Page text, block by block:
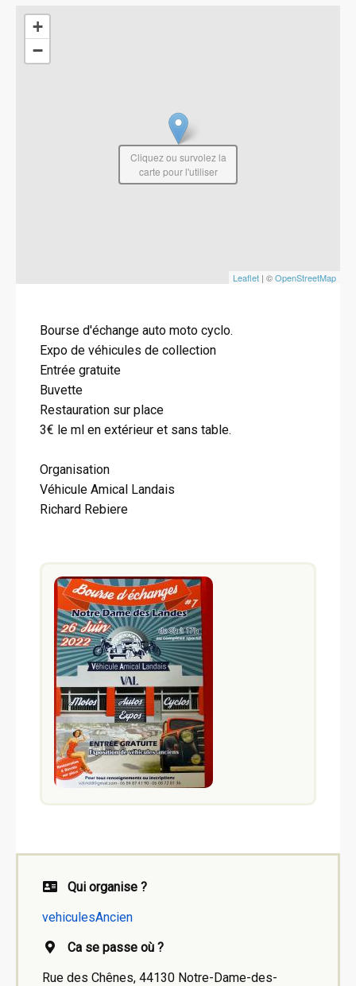
+
−
Leaflet | ©OpenStreetMap
Cliquez ou survolez la
carte pour l'utiliser
Bourse d'échange auto moto cyclo.
Expo de véhicules de collection
Entrée gratuite
Buvette
Restauration sur place
3€ le ml en extérieur et sans table.
Organisation
Véhicule Amical Landais
Richard Rebiere
Qui organise ?
vehiculesAncien
Ca se passe où ?
Rue des Chênes, 44130 Notre-Dame-des-